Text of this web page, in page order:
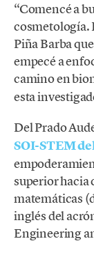
“Comencé a
cosmetología.
Piña Barba
empecé a
camino en
esta
Del Prado
SOI-STEM
superior hacia
matemáticas
inglés del
Engineering